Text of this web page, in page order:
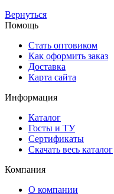
Вернуться
Помощь
Стать оптовиком
Как оформить заказ
Доставка
Карта сайта
Информация
Каталог
Госты и ТУ
Сертификаты
Скачать весь каталог
Компания
О компании